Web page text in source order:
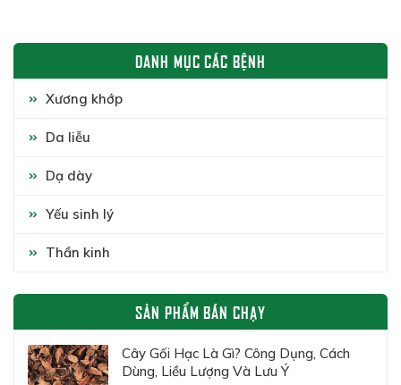
DANH MỤC CÁC BỆNH
Xương khớp
Da liễu
Dạ dày
Yếu sinh lý
Thần kinh
SẢN PHẨM BÁN CHẠY
Cây Gối Hạc Là Gì? Công Dụng, Cách
Dùng, Liều Lượng Và Lưu Ý